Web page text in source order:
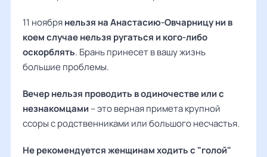
11 ноябрянельзя на Анастасию-Овчарницу ни в
коем случае нельзя ругаться и кого-либо
оскорблять. Брань принесет в вашу жизнь
большие проблемы.
Вечер нельзя проводить в одиночестве или с
незнакомцами – это верная примета крупной
ссоры с родственниками или большого несчастья.
Не рекомендуется женщинам ходить с "голой"